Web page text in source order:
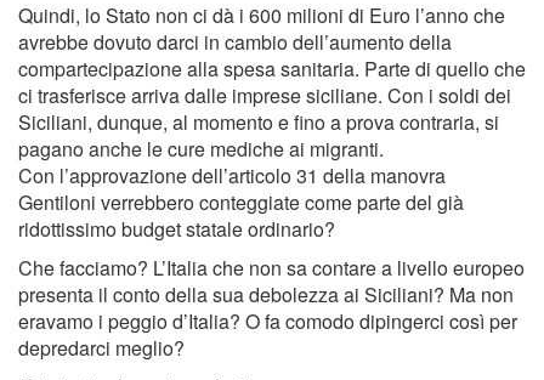
Quindi, lo Stato non ci dà i 600 milioni di Euro l’anno che
avrebbe dovuto darci in cambio dell’aumento della
compartecipazione alla spesa sanitaria. Parte di quello che
ci trasferisce arriva dalle imprese siciliane. Con i soldi dei
Siciliani, dunque, al momento e fino a prova contraria, si
pagano anche le cure mediche ai migranti.
Con l’approvazione dell’articolo 31 della manovra
Gentiloni verrebbero conteggiate come parte del già
ridottissimo budget statale ordinario?
Che facciamo? L’Italia che non sa contare a livello europeo
presenta il conto della sua debolezza ai Siciliani? Ma non
eravamo i peggio d’Italia? O fa comodo dipingerci così per
depredarci meglio?